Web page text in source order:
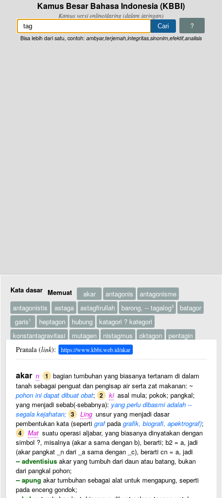
Kamus Besar Bahasa Indonesia (KBBI)
Kamus versi online/daring (dalam jaringan)
?
Bisa lebih dari satu, contoh: ambyar,terjemah,integritas,sinonim,efektif,analisis
Kata dasar Memuat akar antagonis
antagonisme
antagonistis
astaga astagfirullah barong, -- tagalog3
batagor
garis1 heptagon hubung
katagori ? kategori
konstantagravitasi
mutagen nistagmus oktagon
pentagin
pentagon
pentagram prostaglandin protagonis
sintagmatis
stagnan stagnasi tagak tagal tagan 1
tagan 2 tagan tagar tageh tagih tago
tagut
tata guna
tataganing wesel1 antagonistik
datagram
katagelofobia
metagenesis mutagenesis mutagenih
stagflasi
tagma
tagmosis
Pranala (link): https://www.kbbi.web.id/akar
akar n 1 bagian tumbuhan yang biasanya tertanam di dalam
tanah sebagai penguat dan pengisap air serta zat makanan: ~
pohon ini dapat dibuat obat; 2 ki asal mula; pokok; pangkal;
yang menjadi sebab(-sebabnya): yang perlu dibasmi adalah --
segala kejahatan; 3 Ling unsur yang menjadi dasar
pembentukan kata (seperti grafpada grafik, biografi, apektrograf);
4 Mat suatu operasi aljabar, yang biasanya dinyatakan dengan
simbol ?, misalnya (akar a sama dengan b), berarti; b2 = a, jadi
(akar pangkat _n dari _a sama dengan _c), berarti cn = a, jadi
-- adventisius akar yang tumbuh dari daun atau batang, bukan
dari pangkal pohon;
-- apung akar tumbuhan sebagai alat untuk mengapung, seperti
pada enceng gondok;